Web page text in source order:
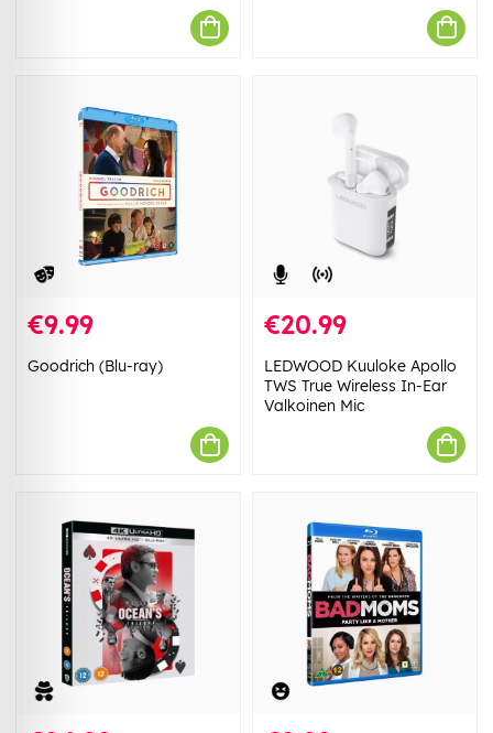
€9.99
Goodrich (Blu-ray)
€20.99
LEDWOOD Kuuloke Apollo
TWS True Wireless In-Ear
Valkoinen Mic